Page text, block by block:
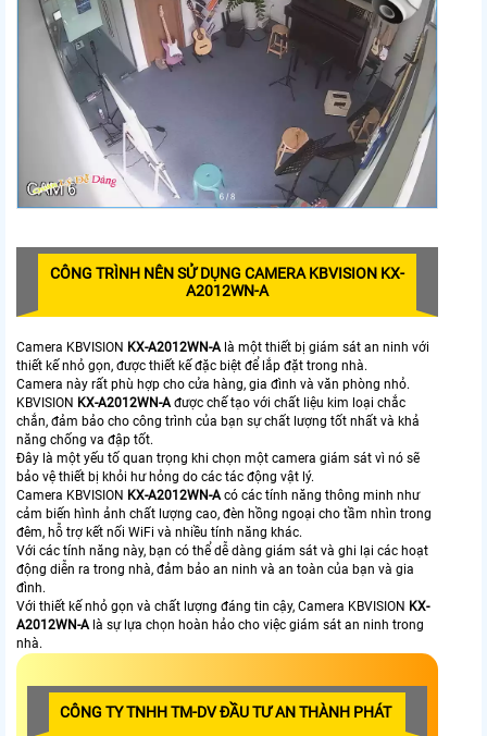
CÔNG TRÌNH NÊN SỬ DỤNG CAMERA KBVISION KX-
A2012WN-A
Camera KBVISION KX-A2012WN-Alà một thiết bị giám sát an ninh với
thiết kế nhỏ gọn, được thiết kế đặc biệt để lắp đặt trong nhà.
Camera này rất phù hợp cho cửa hàng, gia đình và văn phòng nhỏ.
KBVISION KX-A2012WN-Ađược chế tạo với chất liệu kim loại chắc
chắn, đảm bảo cho công trình của bạn sự chất lượng tốt nhất và khả
năng chống va đập tốt.
Đây là một yếu tố quan trọng khi chọn một camera giám sát vì nó sẽ
bảo vệ thiết bị khỏi hư hỏng do các tác động vật lý.
Camera KBVISION KX-A2012WN-Acó các tính năng thông minh như
cảm biến hình ảnh chất lượng cao, đèn hồng ngoại cho tầm nhìn trong
đêm, hỗ trợ kết nối WiFi và nhiều tính năng khác.
Với các tính năng này, bạn có thể dễ dàng giám sát và ghi lại các hoạt
động diễn ra trong nhà, đảm bảo an ninh và an toàn của bạn và gia
đình.
Với thiết kế nhỏ gọn và chất lượng đáng tin cậy, Camera KBVISION KX-
A2012WN-Alà sự lựa chọn hoàn hảo cho việc giám sát an ninh trong
nhà.
CÔNG TY TNHH TM-DV ĐẦU TƯ AN THÀNH PHÁT